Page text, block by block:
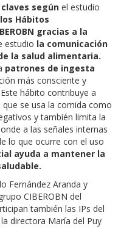
según el estudio
Hábitos
gracias a la
estudio la comunicación
la salud alimentaria.
patrones de ingesta
más consciente y
hábito contribuye a
se usa la comida como
y también limita la
a las señales internas
lo que ocurre con el uso
ayuda a mantener la
Fernández Aranda y
CIBEROBN del
también las IPs del
directora María del Puy